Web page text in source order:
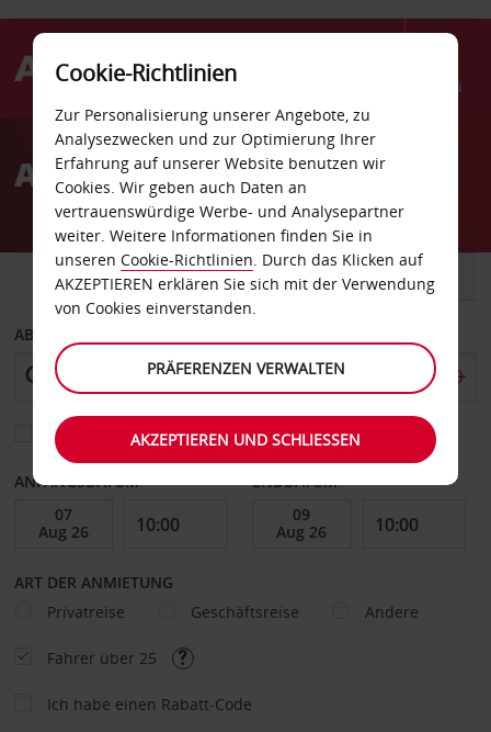
Menü
AvisAutovermietung Caldwell
FAHRZEUG TRANSPORTER
ABHOLEN VON
Eine andere Rückgabestation auswählen
ANFANGSDATUM ENDDATUM
ART DER ANMIETUNG
Privatreise
Geschäftsreise Andere
Fahrer über 25
Ich habe einen Rabatt-Code
Cookie-Richtlinien
Zur Personalisierung unserer Angebote, zu
Analysezwecken und zur Optimierung Ihrer
Erfahrung auf unserer Website benutzen wir
Cookies. Wir geben auch Daten an
vertrauenswürdige Werbe- und Analysepartner
weiter. Weitere Informationen finden Sie in
unseren Cookie-Richtlinien. Durch das Klicken auf
AKZEPTIEREN erklären Sie sich mit der Verwendung
von Cookies einverstanden.
PRÄFERENZEN VERWALTEN
AKZEPTIEREN UND SCHLIESSEN